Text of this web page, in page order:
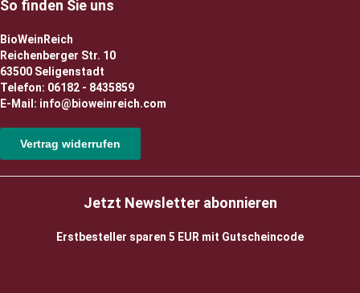
So finden Sie uns
BioWeinReich
Reichenberger Str. 10
63500 Seligenstadt
Telefon: 06182 - 8435859
E-Mail: info@bioweinreich.com
Vertrag widerrufen
Jetzt Newsletter abonnieren
Erstbesteller sparen 5 EUR mit Gutscheincode